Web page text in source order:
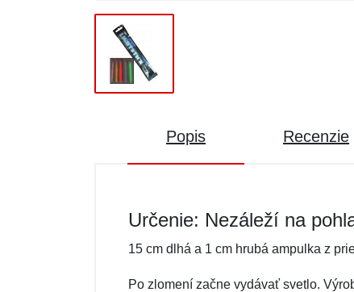
Popis Recenzie
Určenie: Nezáleží na
15 cm dlhá a 1 cm hrubá ampulka z
Po zlomení začne vydávať svetlo.